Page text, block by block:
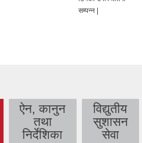
ऐन, कानुन
तथा
निर्देशिका
विद्युतीय
सुशासन
सेवा